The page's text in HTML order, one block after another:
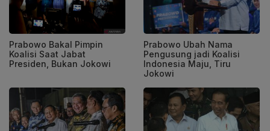
Prabowo Bakal Pimpin
Koalisi Saat Jabat
Presiden, Bukan Jokowi
Prabowo Ubah Nama
Pengusung jadi Koalisi
Indonesia Maju, Tiru
Jokowi